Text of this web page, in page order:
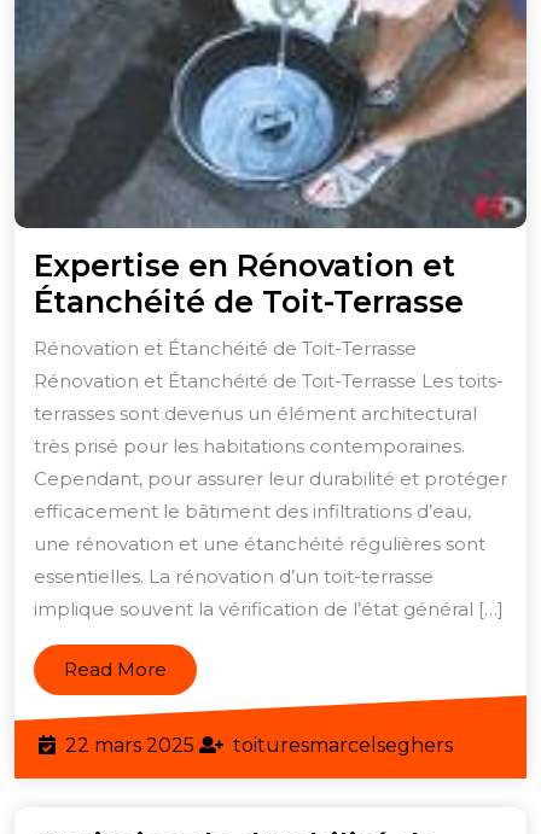
Expertise en Rénovation et
Étanchéité de Toit-Terrasse
et
de
Toit-
Rénovation et Étanchéité de Toit-Terrasse
Rénovation et Étanchéité de Toit-Terrasse Les toits-
terrasses sont devenus un élément architectural
très prisé pour les habitations contemporaines.
Cependant, pour assurer leur durabilité et protéger
efficacement le bâtiment des infiltrations d’eau,
une rénovation et une étanchéité régulières sont
essentielles. La rénovation d’un toit-terrasse
implique souvent la vérification de l’état général […]
Read More Read
More
22 mars 2025 22
mars
toituresmarcelseghers